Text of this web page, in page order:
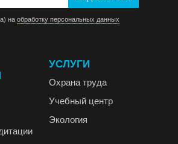
на обработку персональных данных
УСЛУГИ
Охрана труда
Учебный центр
Экология